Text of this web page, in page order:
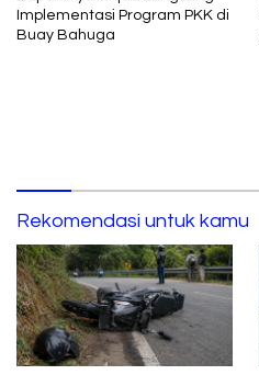
Implementasi Program PKK di
Buay Bahuga
Rekomendasi untuk kamu